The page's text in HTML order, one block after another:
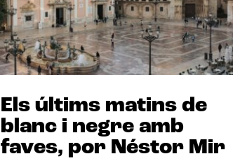
Els últims matins de
blanc i negre amb
faves, por Néstor Mir